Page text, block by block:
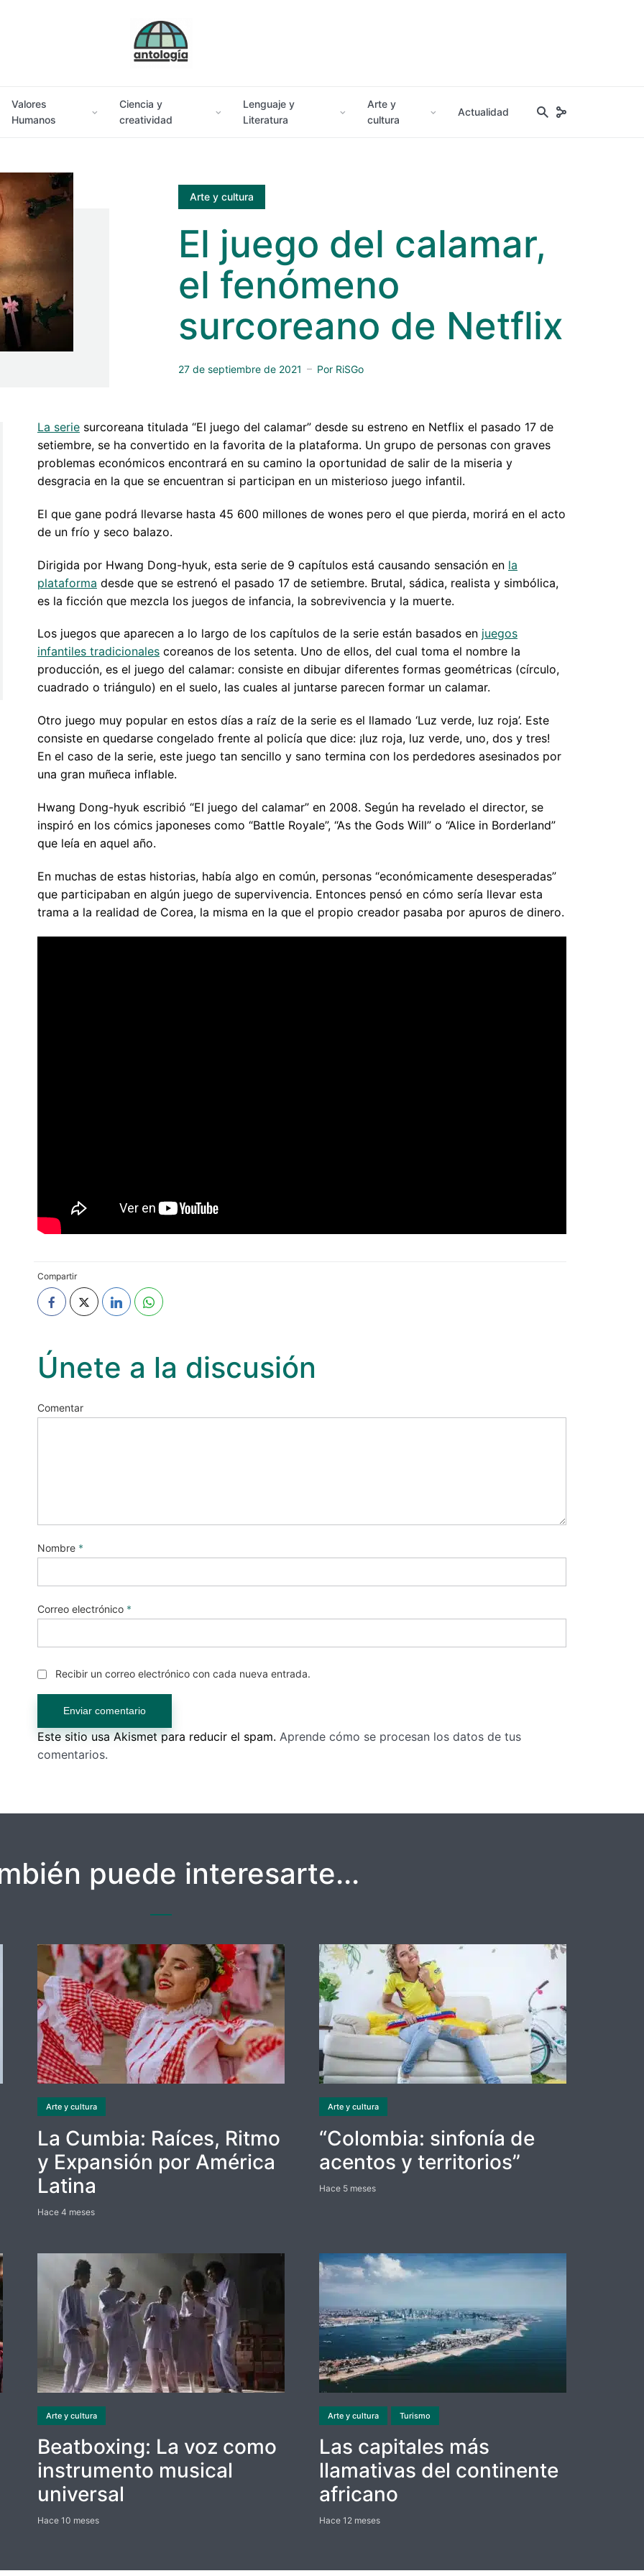
Valores
Humanos
Ciencia y
creatividad
Lenguaje y
Literatura
Arte y
cultura
Actualidad
Arte y cultura
El juego del calamar,
el fenómeno
surcoreano de Netflix
27 de septiembre de 2021 Por RiSGo
La seriesurcoreana titulada “El juego del calamar” desde su estreno en Netflix el pasado 17 de
setiembre, se ha convertido en la favorita de la plataforma. Un grupo de personas con graves
problemas económicos encontrará en su camino la oportunidad de salir de la miseria y
desgracia en la que se encuentran si participan en un misterioso juego infantil.
El que gane podrá llevarse hasta 45 600 millones de wones pero el que pierda, morirá en el acto
de un frío y seco balazo.
Dirigida por Hwang Dong-hyuk, esta serie de 9 capítulos está causando sensación en la
plataforma desde que se estrenó el pasado 17 de setiembre. Brutal, sádica, realista y simbólica,
es la ficción que mezcla los juegos de infancia, la sobrevivencia y la muerte.
Los juegos que aparecen a lo largo de los capítulos de la serie están basados en juegos
infantiles tradicionalescoreanos de los setenta. Uno de ellos, del cual toma el nombre la
producción, es el juego del calamar: consiste en dibujar diferentes formas geométricas (círculo,
cuadrado o triángulo) en el suelo, las cuales al juntarse parecen formar un calamar.
Otro juego muy popular en estos días a raíz de la serie es el llamado ‘Luz verde, luz roja’. Este
consiste en quedarse congelado frente al policía que dice: ¡luz roja, luz verde, uno, dos y tres!
En el caso de la serie, este juego tan sencillo y sano termina con los perdedores asesinados por
una gran muñeca inflable.
Hwang Dong-hyuk escribió “El juego del calamar” en 2008. Según ha revelado el director, se
inspiró en los cómics japoneses como “Battle Royale”, “As the Gods Will” o “Alice in Borderland”
que leía en aquel año.
En muchas de estas historias, había algo en común, personas “económicamente desesperadas”
que participaban en algún juego de supervivencia. Entonces pensó en cómo sería llevar esta
trama a la realidad de Corea, la misma en la que el propio creador pasaba por apuros de dinero.
Compartir
Únete a la discusión
Comentar
Nombre *
Correo electrónico *
Recibir un correo electrónico con cada nueva entrada.
Este sitio usa Akismet para reducir el spam. Aprende cómo se procesan los datos de tus
comentarios.
puede interesarte...
Arte y cultura
La Cumbia: Raíces, Ritmo
y Expansión por América
Latina
Hace 4 meses
Arte y cultura
“Colombia: sinfonía de
acentos y territorios”
Hace 5 meses
Arte y cultura
Beatboxing: La voz como
instrumento musical
universal
Hace 10 meses
Arte y cultura Turismo
Las capitales más
llamativas del continente
africano
Hace 12 meses